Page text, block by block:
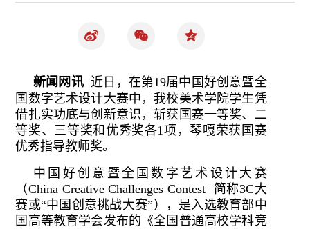
新闻网讯近日，在第19届中国好创意暨全
国数字艺术设计大赛中，我校美术学院学生凭
借扎实功底与创新意识，斩获国赛一等奖、二
等奖、三等奖和优秀奖各1项，琴嘎荣获国赛
优秀指导教师奖。
中国好创意暨全国数字艺术设计大赛
（China Creative Challenges Contest 简称3C大
赛或“中国创意挑战大赛”），是入选教育部中
国高等教育学会发布的《全国普通高校学科竞